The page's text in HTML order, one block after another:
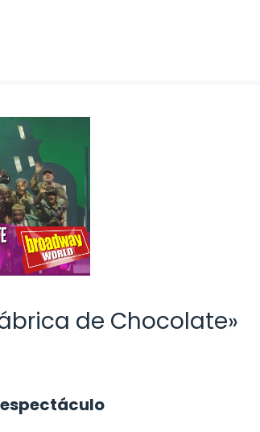
de Chocolate»